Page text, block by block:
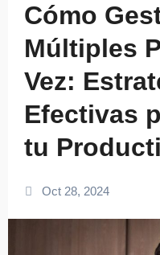
Cómo
Múltiples
Vez:
Efectivas
tu
Oct 28, 2024